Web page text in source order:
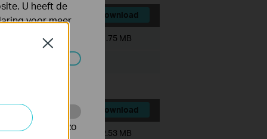
Download
Bestandsgrootte: 1.75 MB
Download
Bestandsgrootte: 2.53 MB
Close
U heeft de
voor meer
te volgen en zo